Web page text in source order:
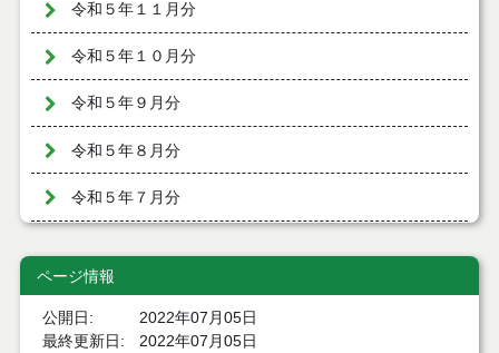
令和５年１１月分
令和５年１０月分
令和５年９月分
令和５年８月分
令和５年７月分
令和５年５月分
令和５年４月分
ページ情報
公開日
2022年07月05日
最終更新日
2022年07月05日